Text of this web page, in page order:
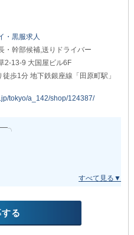
…」
せを。
す！
場合
・昇格』。
あり
・黒服求人
・幹部候補,送りドライバー
2-13-9 大国屋ビル6F
歩1分 地下鉄銀座線「田原町駅」
tokyo/a_142/shop/124387/
る